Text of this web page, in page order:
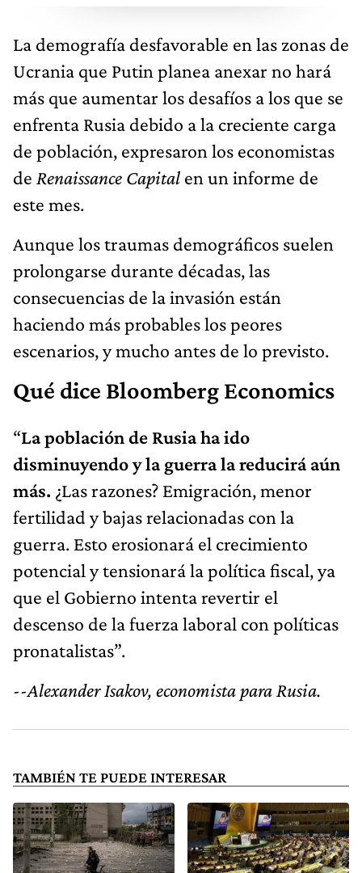
La demografía desfavorable en las zonas de
Ucrania que Putin planea anexar no hará
más que aumentar los desafíos a los que se
enfrenta Rusia debido a la creciente carga
de población, expresaron los economistas
de Renaissance Capital en un informe de
este mes.
Aunque los traumas demográficos suelen
prolongarse durante décadas, las
consecuencias de la invasión están
haciendo más probables los peores
escenarios, y mucho antes de lo previsto.
Qué dice Bloomberg Economics
“La población de Rusia ha ido
disminuyendo y la guerra la reducirá aún
más. ¿Las razones? Emigración, menor
fertilidad y bajas relacionadas con la
guerra. Esto erosionará el crecimiento
potencial y tensionará la política fiscal, ya
que el Gobierno intenta revertir el
descenso de la fuerza laboral con políticas
pronatalistas”.
--Alexander Isakov, economista para Rusia.
TAMBIÉN TE PUEDE INTERESAR